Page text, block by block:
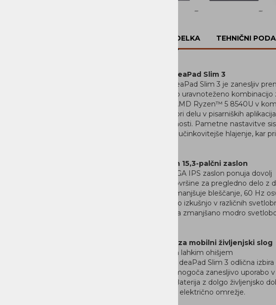
OPIS IZDELKA
TEHNIČNI
Lenovo IdeaPad Slim 3
Lenovo IdeaPad Slim 3 je zanesljiv
potrebujejo uravnoteženo
Procesor AMD Ryzen™ 5 8540U v
delovanje pri delu v pisarniških
večopravilnosti. Pametne nastavitve
energije in učinkovitejše hlajenje, kar
Pregleden 15,3-palčni zaslon
Velik WUXGA IPS zaslon ponuja dovolj
delovne površine za pregledno delo
površina zmanjšuje bleščanje, 60 Hz
uporabniško izkušnjo v različnih
certifikat za zmanjšano modro
Praktičen za mobilni življenjski slog
S tankim in lahkim ohišjem
je Lenovo IdeaPad Slim 3 odlična
izdelava omogoča zanesljivo uporabo
potovanj. Baterija z dolgo življenjsko
priklopa na električno omrežje.